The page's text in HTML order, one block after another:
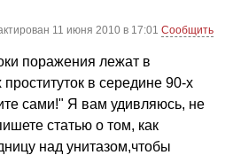
11 июня 2010 в 17:01 Сообщить
поражения лежат в
в середине 90-х
сами!" Я вам удивляюсь, не
статью о том, как
над унитазом,чтобы